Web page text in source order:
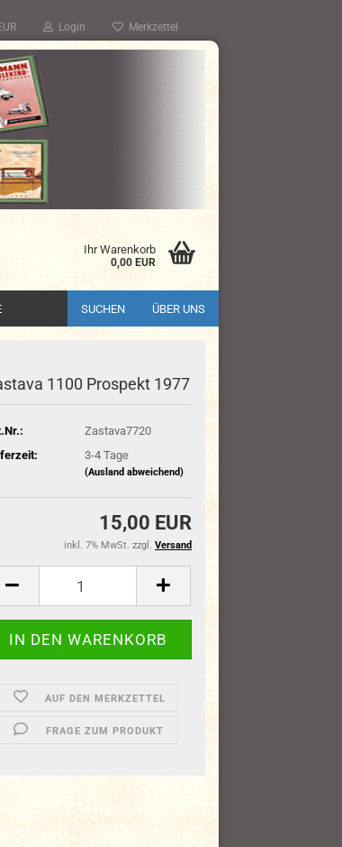
Login Merkzettel
Ihr Warenkorb
0,00 EUR
SUCHEN ÜBER UNS
1100 Prospekt 1977
Zastava7720
3-4 Tage
(Ausland abweichend)
15,00 EUR
inkl. 7% MwSt. zzgl. Versand
AUF DEN MERKZETTEL
FRAGE ZUM PRODUKT